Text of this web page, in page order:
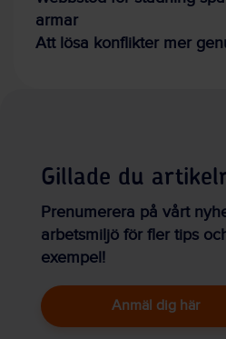
armar
Att lösa konflikter mer
Gillade du
Prenumerera på vårt
arbetsmiljö för fler tips
exempel!
Anmäl dig här